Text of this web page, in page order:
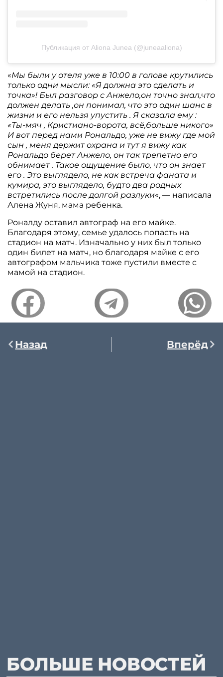
Публикация от Aliona Junea (@juneaaliona)
«Мы были у отеля уже в 10:00 в голове крутились
только одни мысли: «Я должна это сделать и
точка»! Был разговор с Анжело,он точно знал,что
должен делать ,он понимал, что это один шанс в
жизни и его нельзя упустить . Я сказала ему :
«Ты-мяч , Кристиано-ворота, всё,больше никого»
И вот перед нами Рональдо, уже не вижу где мой
сын , меня держит охрана и тут я вижу как
Рональдо берет Анжело, он так трепетно его
обнимает . Такое ощущение было, что он знает
его . Это выглядело, не как встреча фаната и
кумира, это выглядело, будто два родных
встретились после долгой разлуки«, — написала
Алена Жуня, мама ребенка.
Роналду оставил автограф на его майке.
Благодаря этому, семье удалось попасть на
стадион на матч. Изначально у них был только
один билет на матч, но благодаря майке с его
автографом мальчика тоже пустили вместе с
мамой на стадион.
Назад Вперёд
БОЛЬШЕ НОВОСТЕЙ